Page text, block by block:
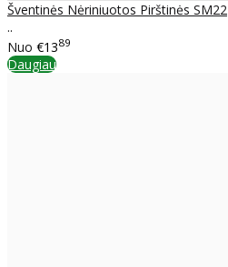
Šventinės Nėriniuotos Pirštinės SM22
..
Nuo €1389
Daugiau